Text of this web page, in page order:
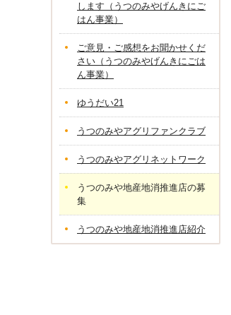
します（うつのみやげんきにご
はん事業）
ご意見・ご感想をお聞かせくだ
さい（うつのみやげんきにごは
ん事業）
ゆうだい21
うつのみやアグリファンクラブ
うつのみやアグリネットワーク
うつのみや地産地消推進店の募
集
うつのみや地産地消推進店紹介